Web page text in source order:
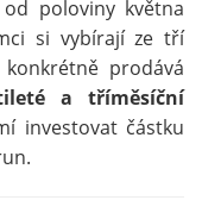
poloviny května
si vybírají ze tří
prodává
a tříměsíční
investovat částku